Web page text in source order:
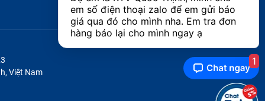
phải
sản
có
Việt Nam
em số điện thoại zalo để em gửi báo
giá qua đó cho mình nha. Em tra đơn
hàng báo lại cho mình ngay ạ
1